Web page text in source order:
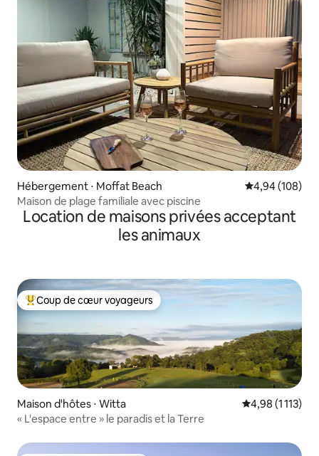
Hébergement ⋅ Moffat Beach Évaluation
4,94 (108)
Maison de plage familiale avec piscine
Location de maisons privées acceptant
les animaux
Coups de cœur voyageurs les plus appréciés
Coup de cœur voyageurs
Maison d'hôtes ⋅ Witta Évaluation
4,98 (1 113)
« L'espace entre » le paradis et la Terre